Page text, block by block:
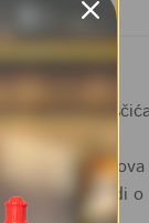
i drugih
da se radi